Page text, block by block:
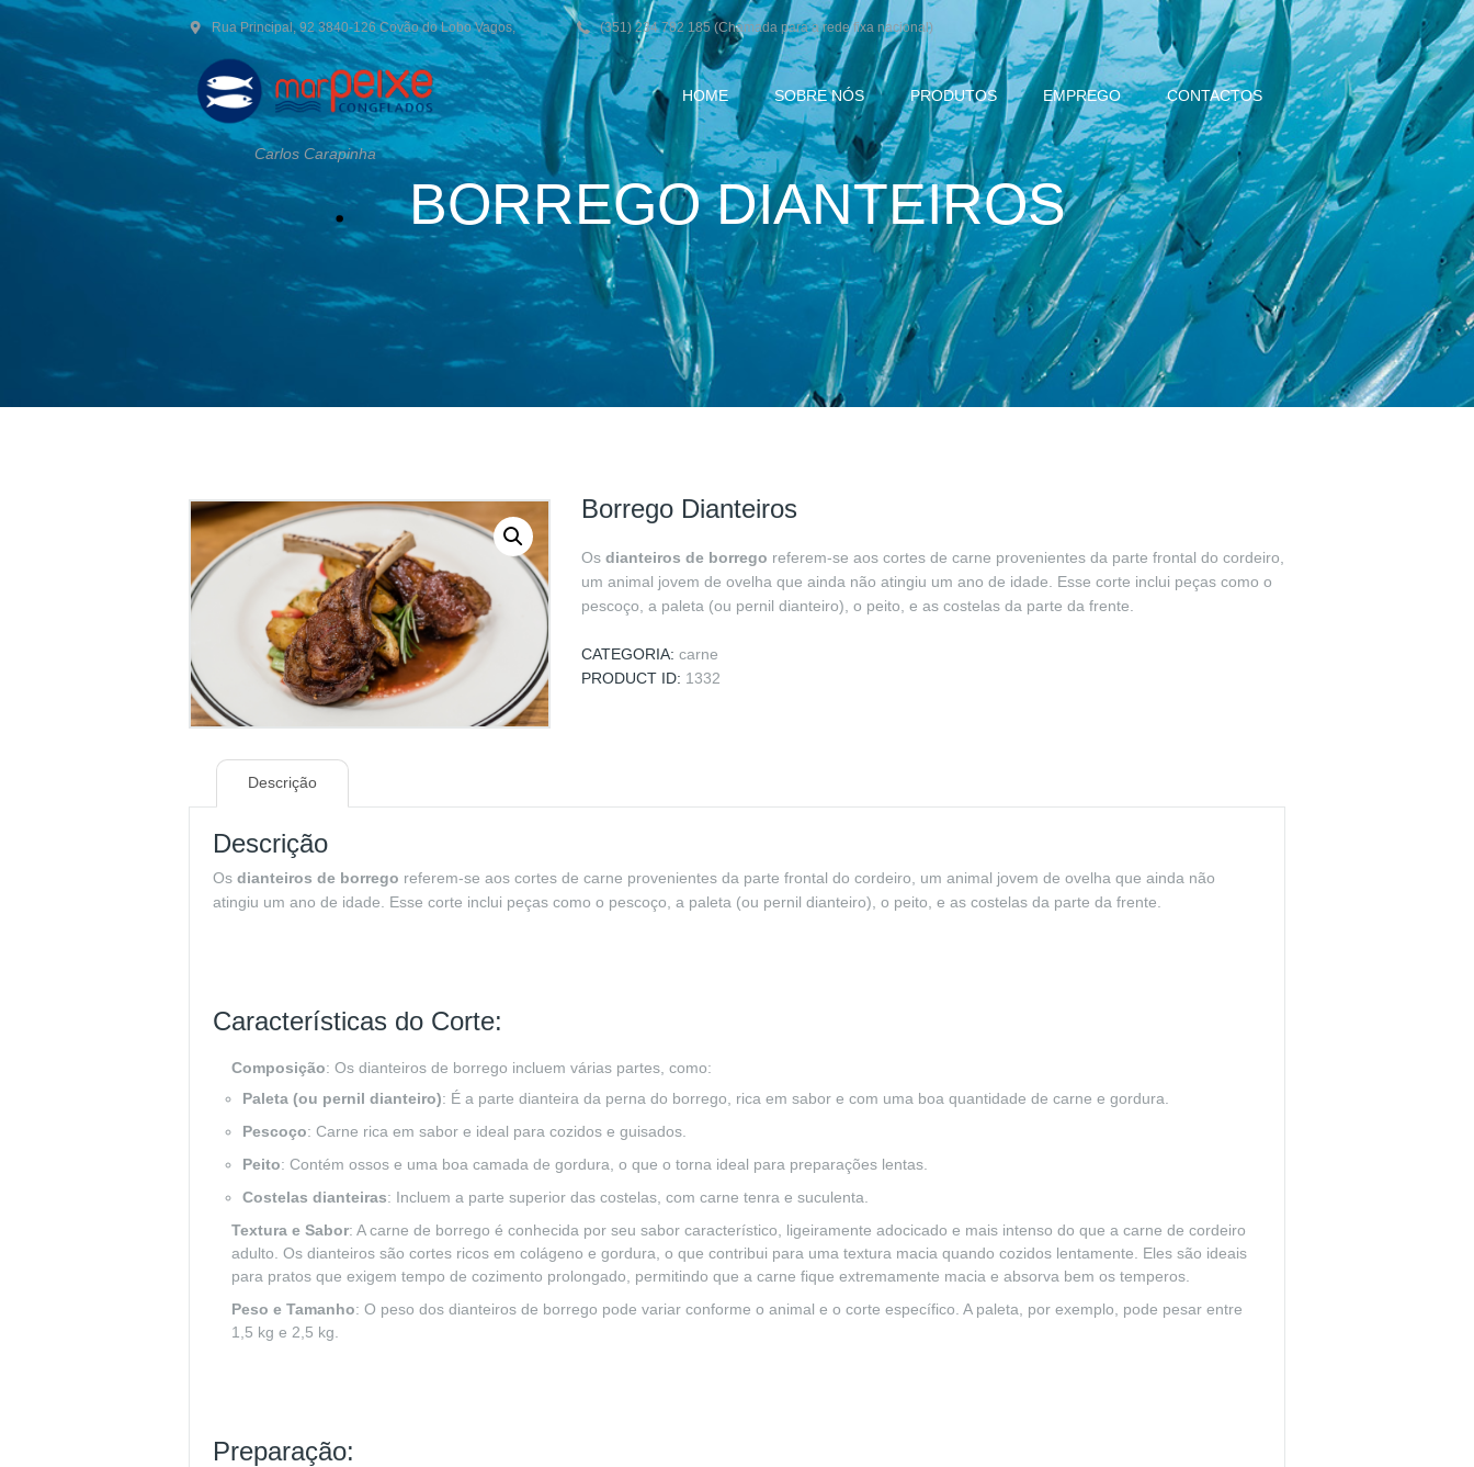
Rua Principal, 92 3840-126 Covão do Lobo Vagos, (351) 234 782 185 (Chamada para a rede fixa nacional)
Carlos Carapinha
HOME SOBRE NÓS PRODUTOS EMPREGO CONTACTOS
BORREGO DIANTEIROS
Borrego Dianteiros
Os dianteiros de borrego referem-se aos cortes de carne provenientes da parte frontal do cordeiro,
um animal jovem de ovelha que ainda não atingiu um ano de idade. Esse corte inclui peças como o
pescoço, a paleta (ou pernil dianteiro), o peito, e as costelas da parte da frente.
CATEGORIA: carne
PRODUCT ID: 1332
Descrição
Descrição
Os dianteiros de borrego referem-se aos cortes de carne provenientes da parte frontal do cordeiro, um animal jovem de ovelha que ainda não
atingiu um ano de idade. Esse corte inclui peças como o pescoço, a paleta (ou pernil dianteiro), o peito, e as costelas da parte da frente.
Características do Corte:
Composição: Os dianteiros de borrego incluem várias partes, como:
Paleta (ou pernil dianteiro): É a parte dianteira da perna do borrego, rica em sabor e com uma boa quantidade de carne e gordura.
Pescoço: Carne rica em sabor e ideal para cozidos e guisados.
Peito: Contém ossos e uma boa camada de gordura, o que o torna ideal para preparações lentas.
Costelas dianteiras: Incluem a parte superior das costelas, com carne tenra e suculenta.
Textura e Sabor: A carne de borrego é conhecida por seu sabor característico, ligeiramente adocicado e mais intenso do que a carne de cordeiro
adulto. Os dianteiros são cortes ricos em colágeno e gordura, o que contribui para uma textura macia quando cozidos lentamente. Eles são ideais
para pratos que exigem tempo de cozimento prolongado, permitindo que a carne fique extremamente macia e absorva bem os temperos.
Peso e Tamanho: O peso dos dianteiros de borrego pode variar conforme o animal e o corte específico. A paleta, por exemplo, pode pesar entre
1,5 kg e 2,5 kg.
Preparação: